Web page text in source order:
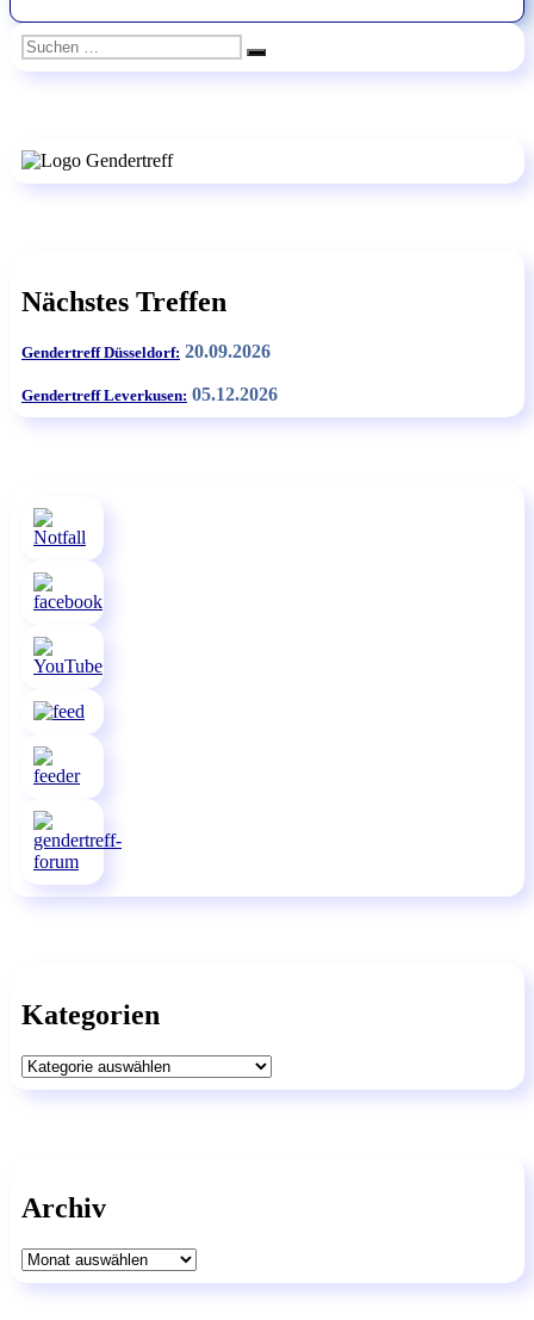
Suchen
nach:
Suchen
Nächstes Treffen
Gendertreff Düsseldorf: 20.09.2026
Gendertreff Leverkusen: 05.12.2026
Kategorien
Kategorien
Archiv
Archiv